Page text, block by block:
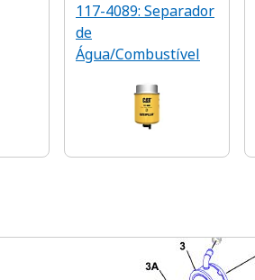
117-4089: Separador
de
Água/Combustível